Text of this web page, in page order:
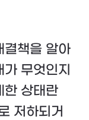
결책을 알아
무엇인지
한 상태란
저하되거